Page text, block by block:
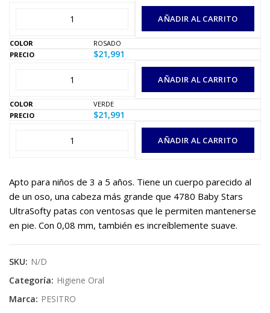
AÑADIR AL CARRITO
ROSADO
$21,991
AÑADIR AL CARRITO
VERDE
$21,991
AÑADIR AL CARRITO
Apto para niños de 3 a 5 años. Tiene un cuerpo parecido al
de un oso, una cabeza más grande que 4780 Baby Stars
UltraSofty patas con ventosas que le permiten mantenerse
en pie. Con 0,08 mm, también es increíblemente suave.
SKU: N/D
Categoría: Higiene Oral
Marca: PESITRO